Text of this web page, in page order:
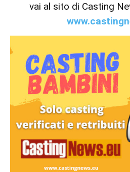
vai al sito di Casting